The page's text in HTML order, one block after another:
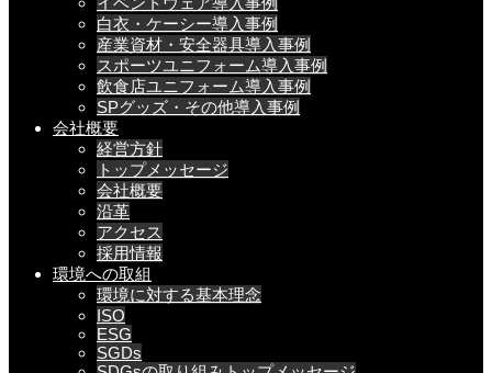
白衣・ケーシー導入事例
産業資材・安全器具導入事例
スポーツユニフォーム導入事例
飲食店ユニフォーム導入事例
SPグッズ・その他導入事例
会社概要
経営方針
トップメッセージ
会社概要
沿革
アクセス
採用情報
環境への取組
環境に対する基本理念
ISO
ESG
SGDs